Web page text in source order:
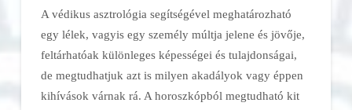
A védikus asztrológia segítségével meghatározható
egy lélek, vagyis egy személy múltja jelene és jövője,
feltárhatóak különleges képességei és tulajdonságai,
de megtudhatjuk azt is milyen akadályok vagy éppen
kihívások várnak rá. A horoszkópból megtudható kit